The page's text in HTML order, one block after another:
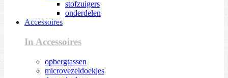
stofzuigers
onderdelen
Accessoires
In Accessoires
opbergtassen
microvezeldoekjes